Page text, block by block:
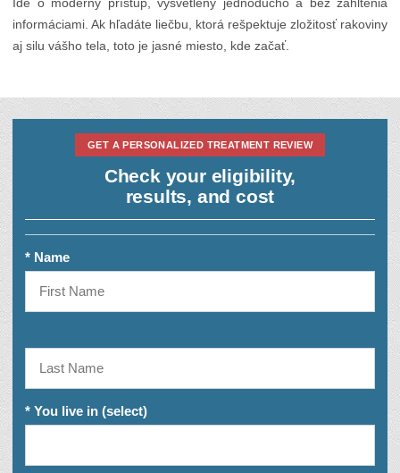
informáciami. Ak hľadáte liečbu, ktorá rešpektuje zložitosť rakoviny
aj silu vášho tela, toto je jasné miesto, kde začať.
GET A PERSONALIZED TREATMENT REVIEW
Check your eligibility,
results, and cost
* Name
* You live in (select)